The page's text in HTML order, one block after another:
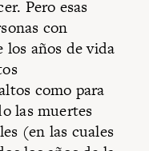
Pero esas
con
los años de vida
como para
las muertes
(en las cuales